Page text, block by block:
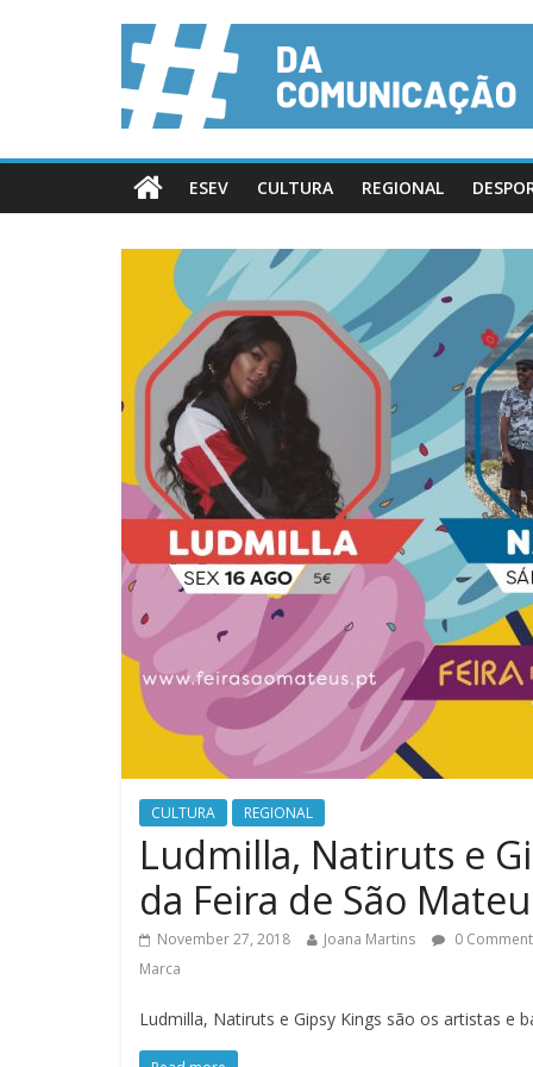
ESEV CULTURA REGIONAL
CULTURA REGIONAL
Ludmilla, Natiruts e
da Feira de São
November 27, 2018 Joana Martins 0 Comment
Marca
Ludmilla, Natiruts e Gipsy Kings são os artistas e